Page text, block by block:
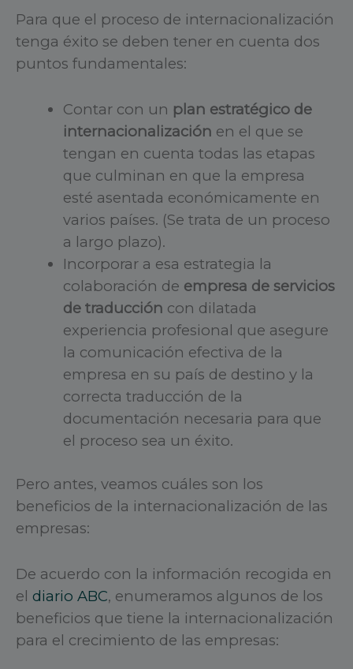
Para que el proceso de internacionalización
tenga éxito se deben tener en cuenta dos
puntos fundamentales:
Contar con un plan estratégico de
internacionalización en el que se
tengan en cuenta todas las etapas
que culminan en que la empresa
esté asentada económicamente en
varios países. (Se trata de un proceso
a largo plazo).
Incorporar a esa estrategia la
colaboración de empresa de servicios
de traducción con dilatada
experiencia profesional que asegure
la comunicación efectiva de la
empresa en su país de destino y la
correcta traducción de la
documentación necesaria para que
el proceso sea un éxito.
Pero antes, veamos cuáles son los
beneficios de la internacionalización de las
empresas:
De acuerdo con la información recogida en
el diario ABC, enumeramos algunos de los
beneficios que tiene la internacionalización
para el crecimiento de las empresas: